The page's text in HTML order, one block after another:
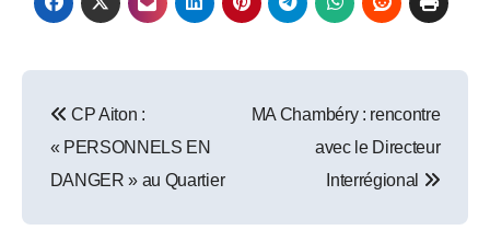
navigation
CP Aiton :
« PERSONNELS EN
DANGER » au Quartier
MA Chambéry : rencontre
avec le Directeur
Interrégional